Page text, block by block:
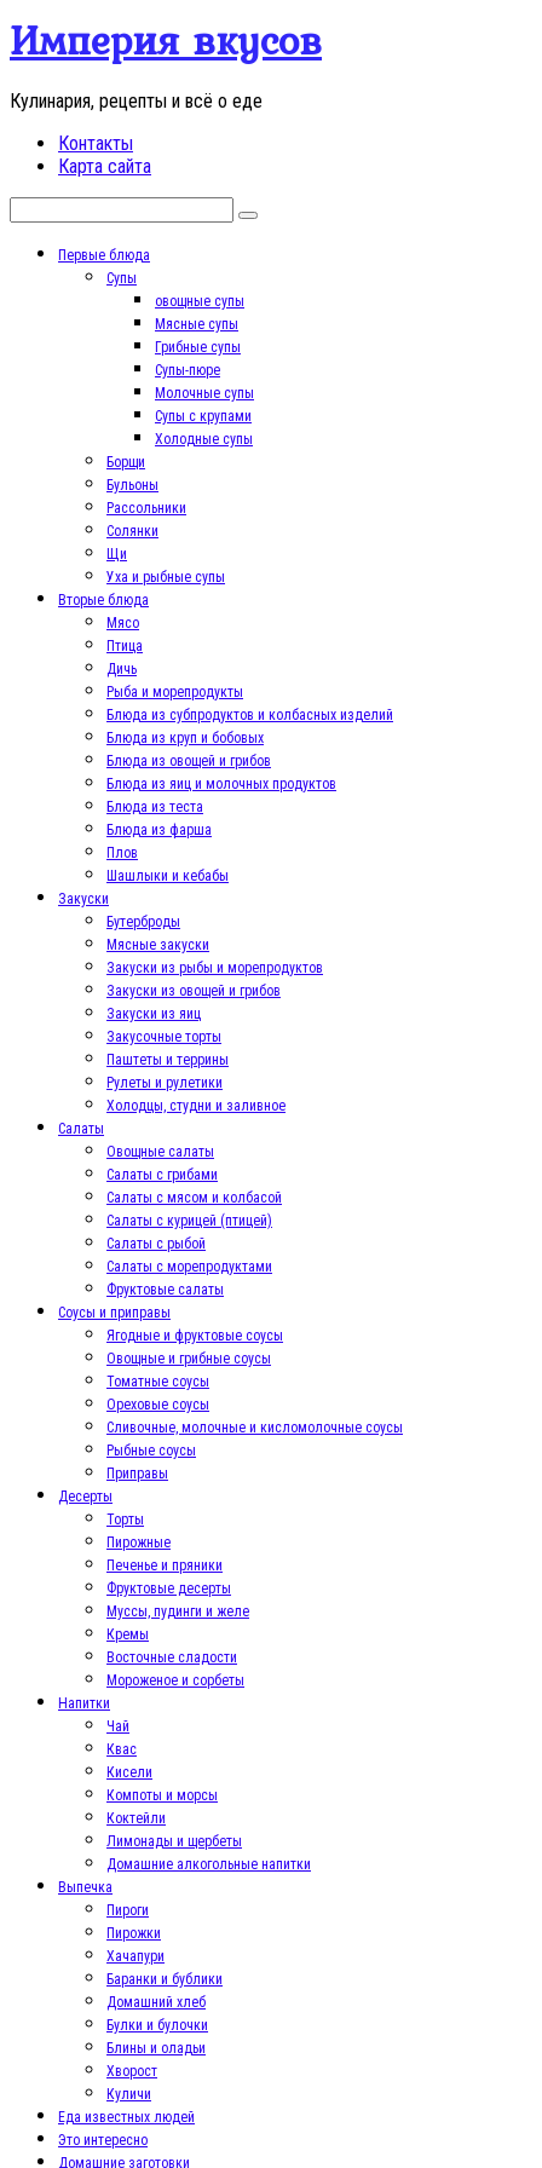
Перейти
контенту
Империя вкусов
Кулинария, рецепты и всё о еде
Контакты
Карта сайта
Первые блюда
Супы
овощные супы
Мясные супы
Грибные супы
Супы-пюре
Молочные супы
Супы с крупами
Холодные супы
Борщи
Бульоны
Рассольники
Солянки
Щи
Уха и рыбные супы
Вторые блюда
Мясо
Птица
Дичь
Рыба и морепродукты
Блюда из субпродуктов и колбасных изделий
Блюда из круп и бобовых
Блюда из овощей и грибов
Блюда из яиц и молочных продуктов
Блюда из теста
Блюда из фарша
Плов
Шашлыки и кебабы
Закуски
Бутерброды
Мясные закуски
Закуски из рыбы и морепродуктов
Закуски из овощей и грибов
Закуски из яиц
Закусочные торты
Паштеты и террины
Рулеты и рулетики
Холодцы, студни и заливное
Салаты
Овощные салаты
Салаты с грибами
Салаты с мясом и колбасой
Салаты с курицей (птицей)
Салаты с рыбой
Салаты с морепродуктами
Фруктовые салаты
Соусы и приправы
Ягодные и фруктовые соусы
Овощные и грибные соусы
Томатные соусы
Ореховые соусы
Сливочные, молочные и кисломолочные соусы
Рыбные соусы
Приправы
Десерты
Торты
Пирожные
Печенье и пряники
Фруктовые десерты
Муссы, пудинги и желе
Кремы
Восточные сладости
Мороженое и сорбеты
Напитки
Чай
Квас
Кисели
Компоты и морсы
Коктейли
Лимонады и щербеты
Домашние алкогольные напитки
Выпечка
Пироги
Пирожки
Хачапури
Баранки и бублики
Домашний хлеб
Булки и булочки
Блины и оладьи
Хворост
Куличи
Еда известных людей
Это интересно
Домашние заготовки